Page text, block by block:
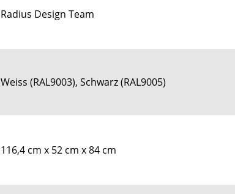
Radius Design Team
Weiss (RAL9003), Schwarz (RAL9005)
116,4 cm x 52 cm x 84 cm